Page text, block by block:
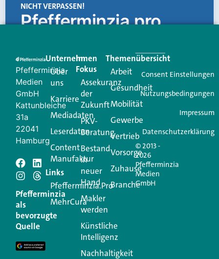
NICHT VERPASSEN!
Pfefferminzia.pro
Creator für Ihre Kundenkommunikation. Alles, was
Ihren Vertriebsalltag leichter macht. Mit nur einem
Login.
Jetzt anmelden
Schreiben Sie einen
Kommentar
Ihre E-Mail-Adresse wird nicht veröffentlicht.
Erforderliche Felder sind mit
Kommentar
Pfefferminzia
Medien
GmbH
Kattunbleiche
31a
22041
Hamburg
Pfefferminzia
als
bevorzugte
Quelle
Unternehmen
Über
uns
Karriere
Mediadaten
Leserdaten
Content
Manufaktur
Links
Pfefferminzia.Pro
MehrCura
Im
Fokus
Assekuranz
der
Zukunft
PKV-
Beratung
Bestand
in
neuer
Hand
Makler
werden
Künstliche
Intelligenz
Nachhaltigkeit
Themenübersicht
Arbeit
Gesundheit
Mobilität
Gewerbe
Vertrieb
Vorsorge
Zuhause
Branche
© 2013 -
2026
Pfefferminzia
Medien
GmbH
Consent Einstellungen
Nutzungsbedingungen
Impressum
Datenschutzerklärung